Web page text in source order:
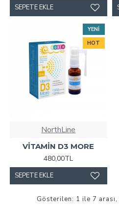
SEPETE EKLE
YENI
HOT
NorthLine
VİTAMİN D3 MORE
480,00TL
SEPETE EKLE
Gösterilen: 1 ile 7